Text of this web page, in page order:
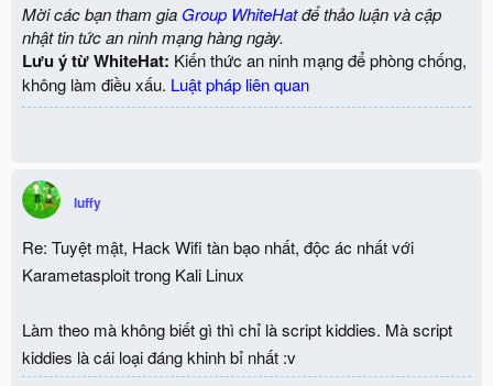
Mời các bạn tham gia Group WhiteHatđể thảo luận và cập
nhật tin tức an ninh mạng hàng ngày.
Lưu ý từ WhiteHat: Kiến thức an ninh mạng để phòng chống,
không làm điều xấu. Luật pháp liên quan
luffy
Re: Tuyệt mật, Hack Wifi tàn bạo nhất, độc ác nhất với
Karametasploit trong Kali Linux
Làm theo mà không biết gì thì chỉ là script kiddies. Mà script
kiddies là cái loại đáng khinh bỉ nhất :v